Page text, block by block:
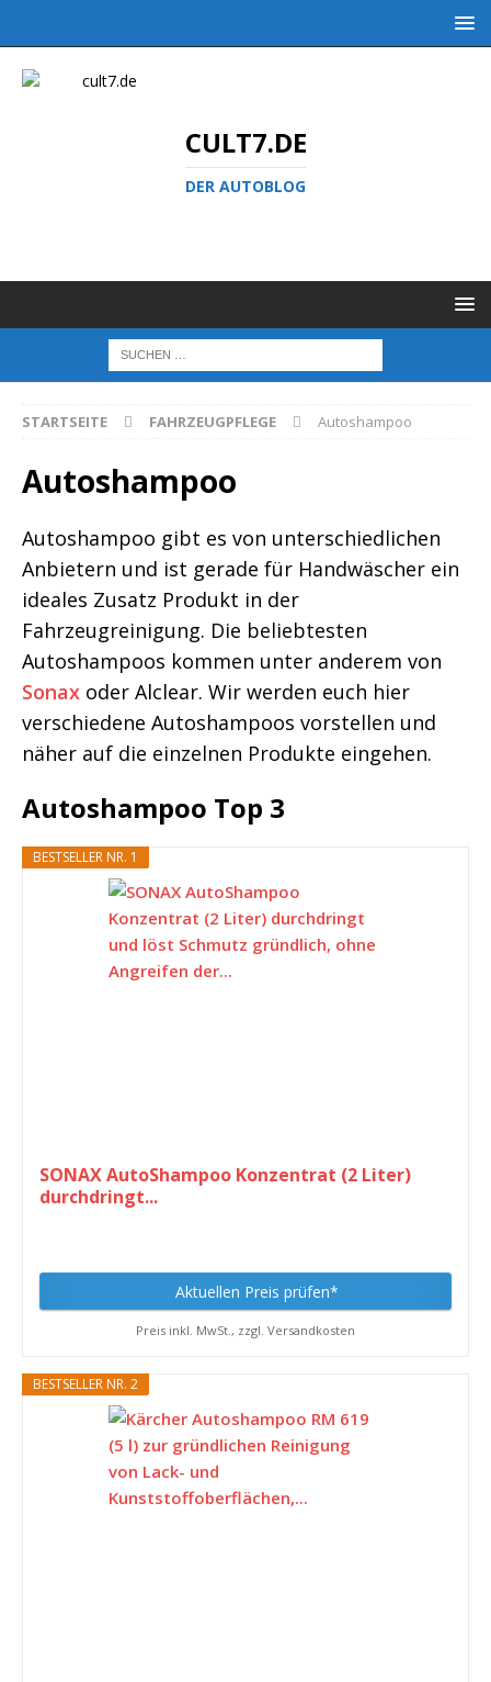
CULT7.DE
DER AUTOBLOG
STARTSEITE FAHRZEUGPFLEGE Autoshampoo
Autoshampoo
Autoshampoo gibt es von unterschiedlichen
Anbietern und ist gerade für Handwäscher ein
ideales Zusatz Produkt in der
Fahrzeugreinigung. Die beliebtesten
Autoshampoos kommen unter anderem von
Sonax oder Alclear. Wir werden euch hier
verschiedene Autoshampoos vorstellen und
näher auf die einzelnen Produkte eingehen.
Autoshampoo Top 3
BESTSELLER NR. 1
SONAX AutoShampoo Konzentrat (2 Liter)
durchdringt...
Aktuellen Preis prüfen*
Preis inkl. MwSt., zzgl. Versandkosten
BESTSELLER NR. 2